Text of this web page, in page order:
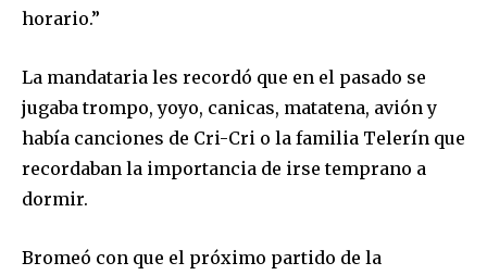
horario.”
La mandataria les recordó que en el pasado se
jugaba trompo, yoyo, canicas, matatena, avión y
había canciones de Cri-Cri o la familia Telerín que
recordaban la importancia de irse temprano a
dormir.
Bromeó con que el próximo partido de la